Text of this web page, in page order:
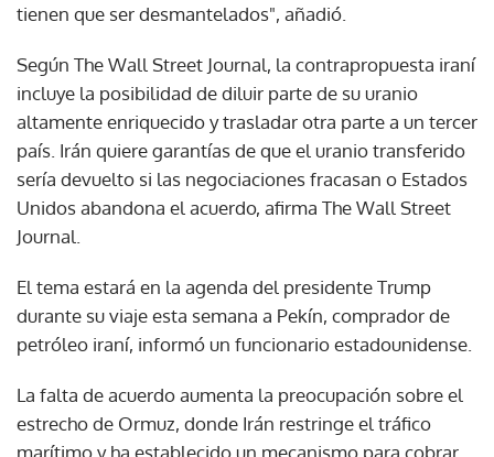
tienen que ser desmantelados", añadió.
Según The Wall Street Journal, la contrapropuesta iraní
incluye la posibilidad de diluir parte de su uranio
altamente enriquecido y trasladar otra parte a un tercer
país. Irán quiere garantías de que el uranio transferido
sería devuelto si las negociaciones fracasan o Estados
Unidos abandona el acuerdo, afirma The Wall Street
Journal.
El tema estará en la agenda del presidente Trump
durante su viaje esta semana a Pekín, comprador de
petróleo iraní, informó un funcionario estadounidense.
La falta de acuerdo aumenta la preocupación sobre el
estrecho de Ormuz, donde Irán restringe el tráfico
marítimo y ha establecido un mecanismo para cobrar